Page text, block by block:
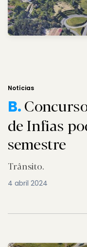
Notícias
B.
de Infias
semestre
Trânsito.
4 abril 2024